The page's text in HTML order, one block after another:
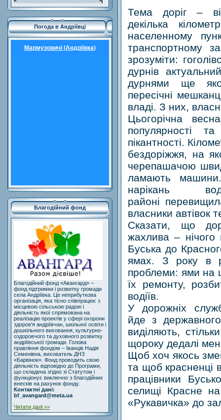
Погода в Андріївці
Мармузовичі (Андріївка)
Благодійний фонд
Благодійний фонд «Авангард» –
фонд підтримки і розвитку громади
села Андріївка. Це неприбуткова
організація, яка тісно співпрацює з
місцевою сільською радою і
діяльність якої спрямована на
реалізацію проектів у сфері охорони
здоров'я андріївчан, шкільної освіти і
дошкільного виховання, культурно-
оздоровчого та духовного розвитку
андріївської громади. Голова
правління фондом – Іванців Надія
Семенівна, вихователь ДНЗ
«Барвінок». Фонд проводить свою
діяльність відповідно до Програми,
що складена згідно зі Статутом і
функціонує виключно з благодійних
внесків на рахунок фонду.
Контактні дані:
bf_avangard@meta.ua
Читати далі >>
Тема доріг –
декілька
населенному
транспортному
зрозуміти:
дурнів
дурнями ще
пересічні
владі. З них,
Цьогорічна
популярності
пікантності.
бездоріжжя, на
черепашачою
ламають
нарікань
районі
власники автівок
Сказати, що
жахлива –
Буська до
ямах. З року в
проблеми: ями на
їх ремонту,
водіїв.
У дорожніх
йде з
виділяють,
щороку дедалі
Щоб хоч якось
та щоб красненці
працівники
селищі Красне на
«Рукавичка» до